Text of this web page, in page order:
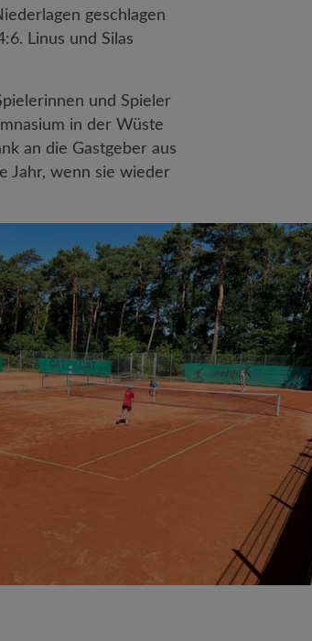
geschlagen
Linus und Silas
und Spieler
in der Wüste
an die Gastgeber aus
Jahr, wenn sie wieder